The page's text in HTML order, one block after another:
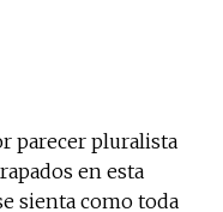
parecer pluralista
en esta
sienta como toda